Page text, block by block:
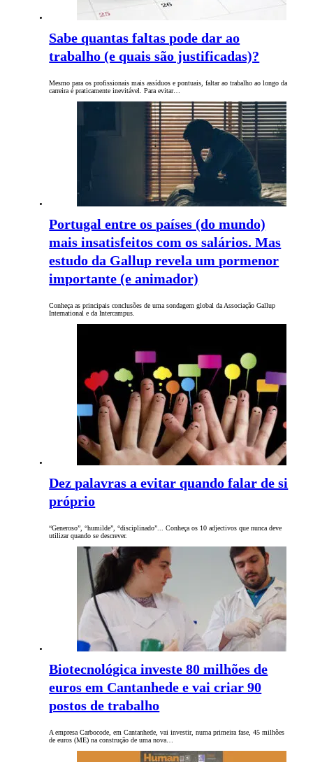
Sabe quantas faltas pode dar ao
trabalho (e quais são justificadas)?
Mesmo para os profissionais mais assíduos e pontuais, faltar ao trabalho ao longo da
carreira é praticamente inevitável. Para evitar…
Portugal entre os países (do mundo)
mais insatisfeitos com os salários. Mas
estudo da Gallup revela um pormenor
importante (e animador)
Conheça as principais conclusões de uma sondagem global da Associação Gallup
International e da Intercampus.
Dez palavras a evitar quando falar de si
próprio
“Generoso”, “humilde”, “disciplinado”... Conheça os 10 adjectivos que nunca deve
utilizar quando se descrever.
Biotecnológica investe 80 milhões de
euros em Cantanhede e vai criar 90
postos de trabalho
A empresa Carbocode, em Cantanhede, vai investir, numa primeira fase, 45 milhões
de euros (ME) na construção de uma nova…